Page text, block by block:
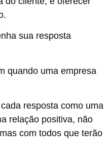
sua resposta
quando uma empresa
resposta como uma
relação positiva, não
com todos que terão